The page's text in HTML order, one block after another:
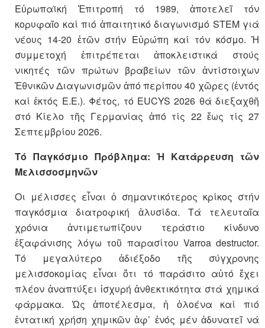
Εὐρωπαϊκή Ἐπιτροπή τό 1989, ἀποτελεῖ τόν
κορυφαῖο καί πιό ἀπαιτητικό διαγωνισμό STEM γιά
νέους 14-20 ἐτῶν στήν Εὐρώπη καί τόν κόσμο. Ἡ
συμμετοχή ἐπιτρέπεται ἀποκλειστικά στούς
νικητές τῶν πρώτων βραβείων τῶν ἀντίστοιχων
Ἐθνικῶν Διαγωνισμῶν ἀπό περίπου 40 χῶρες (ἐντός
καί ἐκτός Ε.Ε.). Φέτος, τό EUCYS 2026 θά διεξαχθῆ
στό Κίελο τῆς Γερμανίας ἀπό τίς 22 ἕως τίς 27
Σεπτεμβρίου 2026.
Τό Παγκόσμιο Πρόβλημα: Ἡ Κατάρρευση τῶν
Μελισσοσμηνῶν
Oι μέλισσες εἶναι ὁ σημαντικότερος κρίκος στήν
παγκόσμια διατροφική ἁλυσίδα. Τά τελευταῖα
χρόνια ἀντιμετωπίζουν τεράστιο κίνδυνο
ἐξαφάνισης λόγω τοῦ παρασίτου Varroa destructor.
Τό μεγαλύτερο ἀδιέξοδο τῆς σύγχρονης
μελισσοκομίας εἶναι ὅτι τό παράσιτο αὐτό ἔχει
πλέον ἀναπτύξει ἰσχυρή ἀνθεκτικότητα στά χημικά
φάρμακα. Ὡς ἀποτέλεσμα, ἡ ὁλοένα καί πιό
ἐντατική χρήση χημικῶν ἀφ’ ἑνός μέν ἀδυνατεῖ νά